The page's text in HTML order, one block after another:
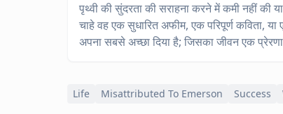
पृथ्वी की सुंदरता की सराहना करने में कमी नहीं
चाहे वह एक सुधारित अफीम, एक परिपूर्ण कविता,
अपना सबसे अच्छा दिया है; जिसका जीवन एक
Life Misattributed To Emerson Success